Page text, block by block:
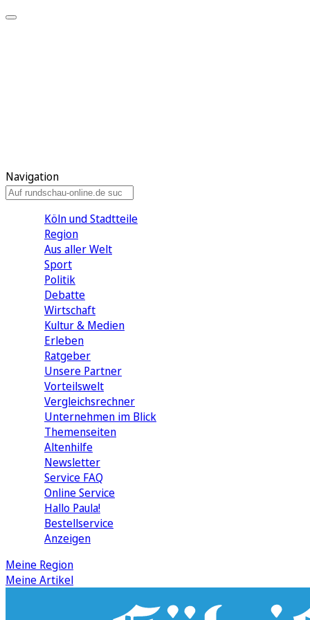
Navigation
Köln und Stadtteile
Region
Aus aller Welt
Sport
Politik
Debatte
Wirtschaft
Kultur & Medien
Erleben
Ratgeber
Unsere Partner
Vorteilswelt
Vergleichsrechner
Unternehmen im Blick
Themenseiten
Altenhilfe
Newsletter
Service FAQ
Online Service
Hallo Paula!
Bestellservice
Anzeigen
Meine Region
Meine Artikel